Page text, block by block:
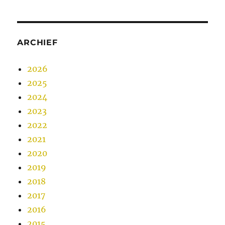
ARCHIEF
2026
2025
2024
2023
2022
2021
2020
2019
2018
2017
2016